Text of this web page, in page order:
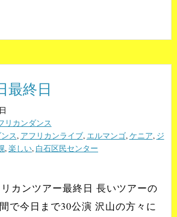
最終日
リカンダンス
ス, アフリカンライブ, エルマンゴ,ケニア, ジ
,楽しい, 白石区民センター
カンツアー最終日 長いツアーの
で今日まで30公演 沢山の方々に